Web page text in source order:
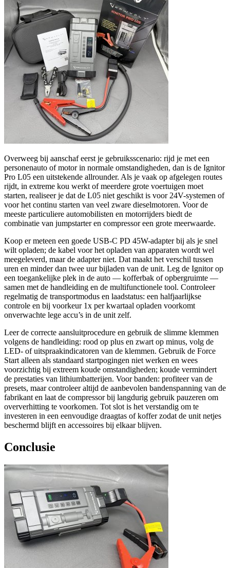
Overweeg bij aanschaf eerst je gebruiksscenario: rijd je met een
personenauto of motor in normale omstandigheden, dan is de Ignitor
Pro L05 een uitstekende allrounder. Als je vaak op afgelegen routes
rijdt, in extreme kou werkt of meerdere grote voertuigen moet
starten, realiseer je dat de L05 niet geschikt is voor 24V-systemen of
voor het continu starten van veel zware dieselmotoren. Voor de
meeste particuliere automobilisten en motorrijders biedt de
combinatie van jumpstarter en compressor een grote meerwaarde.
Koop er meteen een goede USB-C PD 45W-adapter bij als je snel
wilt opladen; de kabel voor het opladen van apparaten wordt wel
meegeleverd, maar de adapter niet. Dat maakt het verschil tussen
uren en minder dan twee uur bijladen van de unit. Leg de Ignitor op
een toegankelijke plek in de auto — kofferbak of opbergruimte —
samen met de handleiding en de multifunctionele tool. Controleer
regelmatig de transportmodus en laadstatus: een halfjaarlijkse
controle en bij voorkeur 1x per kwartaal opladen voorkomt
onverwachte lege accu’s in de unit zelf.
Leer de correcte aansluitprocedure en gebruik de slimme klemmen
volgens de handleiding: rood op plus en zwart op minus, volg de
LED- of uitspraakindicatoren van de klemmen. Gebruik de Force
Start alleen als standaard startpogingen niet werken en wees
voorzichtig bij extreem koude omstandigheden; koude vermindert
de prestaties van lithiumbatterijen. Voor banden: profiteer van de
presets, maar controleer altijd de aanbevolen bandenspanning van de
fabrikant en laat de compressor bij langdurig gebruik pauzeren om
oververhitting te voorkomen. Tot slot is het verstandig om te
investeren in een eenvoudige draagtas of koffer zodat de unit netjes
beschermd blijft en accessoires bij elkaar blijven.
Conclusie